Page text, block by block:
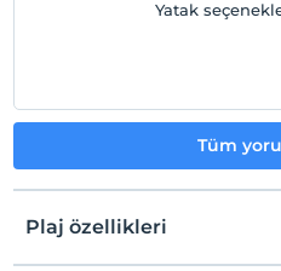
Yatak
Tüm
Plaj özellikleri